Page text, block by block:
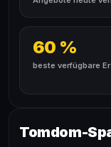
60 %
beste verfügbare
Tomdom-